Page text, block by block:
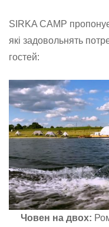
SIRKA CAMP
які задовольнять
гостей:
Човен на двох: